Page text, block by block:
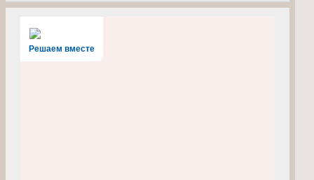
Решаем вместе